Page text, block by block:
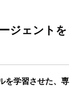
ジェントを
を学習させた、専